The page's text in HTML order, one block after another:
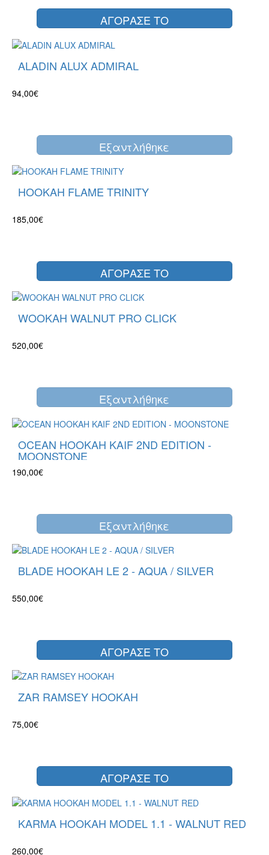
ΑΓΟΡΑΣΕ ΤΟ
ALADIN ALUX ADMIRAL
94,00€
Eξαντλήθηκε
HOOKAH FLAME TRINITY
185,00€
ΑΓΟΡΑΣΕ ΤΟ
WOOKAH WALNUT PRO CLICK
520,00€
Eξαντλήθηκε
OCEAN HOOKAH KAIF 2ND EDITION -
MOONSTONE
190,00€
Eξαντλήθηκε
BLADE HOOKAH LE 2 - AQUA / SILVER
550,00€
ΑΓΟΡΑΣΕ ΤΟ
ZAR RAMSEY HOOKAH
75,00€
ΑΓΟΡΑΣΕ ΤΟ
KARMA HOOKAH MODEL 1.1 - WALNUT RED
260,00€